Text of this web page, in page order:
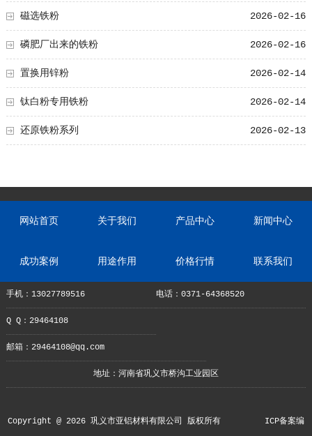
2026-02-16
磁选铁粉
2026-02-16
磷肥厂出来的铁粉
2026-02-14
置换用锌粉
2026-02-14
钛白粉专用铁粉
2026-02-13
还原铁粉系列
网站首页 关于我们 产品中心 新闻中心
成功案例 用途作用 价格行情 联系我们
手机：13027789516 电话：0371-64368520
Q Q：29464108
邮箱：29464108@qq.com
地址：河南省巩义市桥沟工业园区
Copyright @ 2026 巩义市亚铝材料有限公司 版权所有 ICP备案编